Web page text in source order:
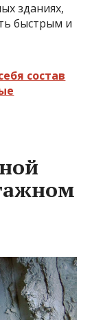
зданиях,
быстрым и
состав